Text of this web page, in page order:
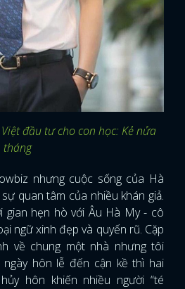
đầu tư cho con học: Kẻ nửa
tháng
nhưng cuộc sống của Hà
quan tâm của nhiều khán giả.
gian hẹn hò với Âu Hà My - cô
ngữ xinh đẹp và quyến rũ. Cặp
về chung một nhà nhưng tôi
hôn lễ đến cận kề thì hai
hôn khiến nhiều người “té